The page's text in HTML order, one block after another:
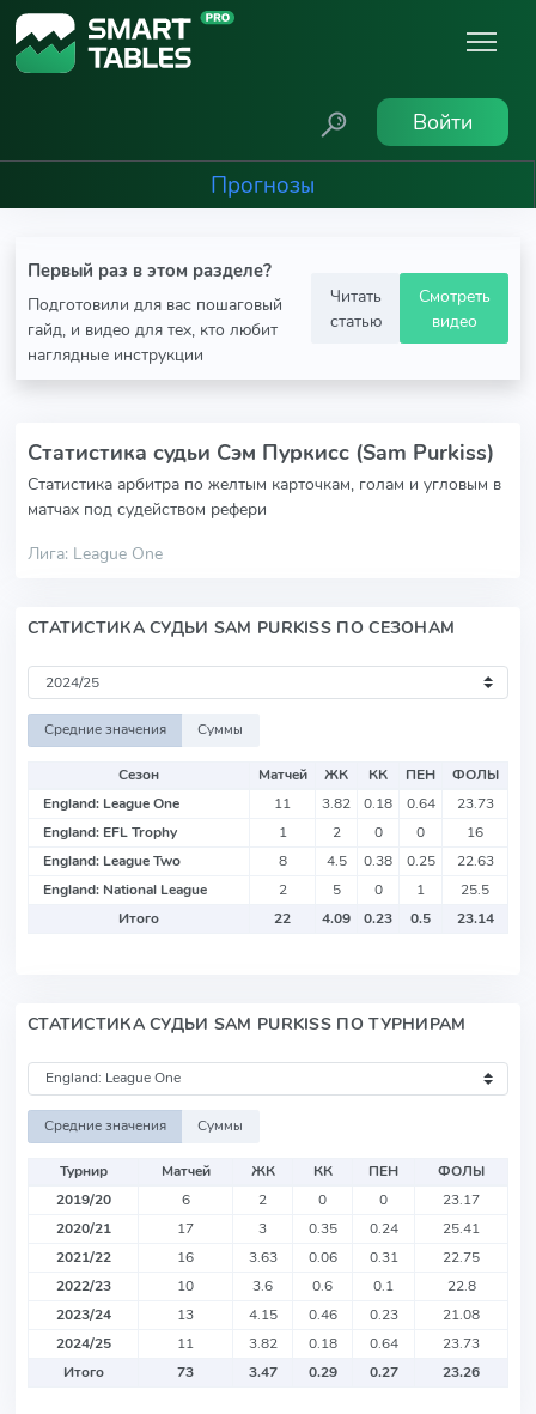
Войти
Прогнозы
Первый раз в этом разделе?
Подготовили для вас пошаговый
гайд, и видео для тех, кто любит
наглядные инструкции
Читать
статью
Смотреть
видео
Статистика судьи Сэм Пуркисс (Sam Purkiss)
Статистика арбитра по желтым карточкам, голам и угловым в
матчах под судейством рефери
Лига: League One
СТАТИСТИКА СУДЬИ SAM PURKISS ПО СЕЗОНАМ
Средние значения Суммы
Сезон Матчей ЖК КК ПЕН
ФОЛЫ
England: League One
11 3.82 0.18 0.64
23.73
England: EFL Trophy
1 2 0 0
16
England: League Two
8 4.5 0.38 0.25
22.63
England: National League
2 5 0 1
25.5
Итого
22 4.09 0.23 0.5 23.14
СТАТИСТИКА СУДЬИ SAM PURKISS ПО ТУРНИРАМ
Средние значения Суммы
Турнир Матчей ЖК КК ПЕН
ФОЛЫ
2019/20
6 2 0 0
23.17
2020/21
17 3 0.35 0.24
25.41
2021/22
16 3.63 0.06 0.31
22.75
2022/23
10 3.6 0.6 0.1
22.8
2023/24
13 4.15 0.46 0.23
21.08
2024/25
11 3.82 0.18 0.64
23.73
Итого
73 3.47 0.29 0.27 23.26